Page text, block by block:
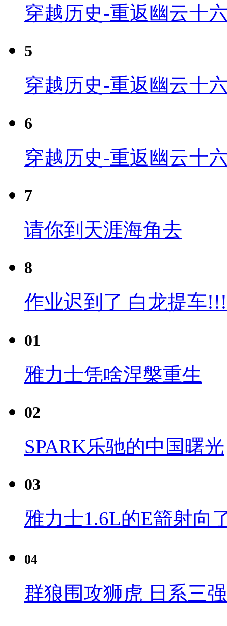
穿越历史-重返幽云十
5
穿越历史-重返幽云十
6
穿越历史-重返幽云十
7
请你到天涯海角去
8
作业迟到了 白龙提车
01
雅力士凭啥涅槃重生
02
SPARK乐驰的中国曙光
03
雅力士1.6L的E箭射向
04
群狼围攻狮虎 日系三